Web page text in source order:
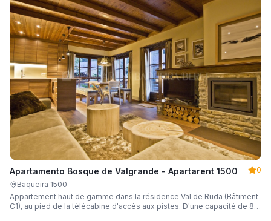
Apartamento Bosque de Valgrande - Apartarent 1500
0
Baqueira 1500
Appartement haut de gamme dans la résidence Val de Ruda (Bâtiment
C1), au pied de la télécabine d'accès aux pistes. D'une capacité de 8